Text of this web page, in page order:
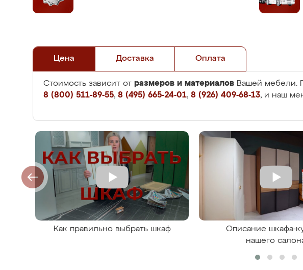
Цена Доставка Оплата
Стоимость зависит от размеров и материалов Вашей мебели.
8 (800) 511-89-55, 8 (495) 665-24-01, 8 (926) 409-68-13, и наш
Как правильно выбрать шкаф
Описание шкафа-
нашего